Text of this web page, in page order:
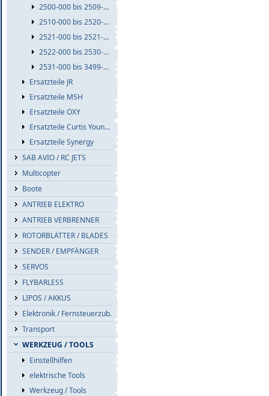
2500-000 bis 2509-999
2510-000 bis 2520-999
2521-000 bis 2521-999
2522-000 bis 2530-999
2531-000 bis 3499-999
Ersatzteile JR
Ersatzteile MSH
Ersatzteile OXY
Ersatzteile Curtis Youngblood
Ersatzteile Synergy
SAB AVIO / RC JETS
Multicopter
Boote
ANTRIEB ELEKTRO
ANTRIEB VERBRENNER
ROTORBLÄTTER / BLADES
SENDER / EMPFÄNGER
SERVOS
FLYBARLESS
LIPOS / AKKUS
Elektronik / Fernsteuerzub.
Transport
WERKZEUG / TOOLS
Einstellhilfen
elektrische Tools
Werkzeug / Tools